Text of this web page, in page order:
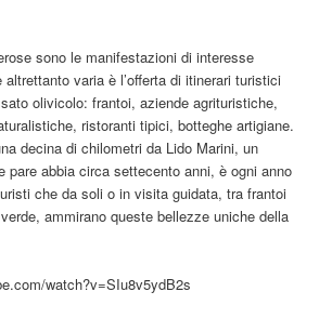
sono le manifestazioni di interesse
varia è l’offerta di itinerari turistici
olivicolo: frantoi, aziende agrituristiche,
ristoranti tipici, botteghe artigiane.
decina di chilometri da Lido Marini, un
pare abbia circa settecento anni, è ogni anno
che da soli o in visita guidata, tra frantoi
ammirano queste bellezze uniche della
watch?v=SIu8v5ydB2s